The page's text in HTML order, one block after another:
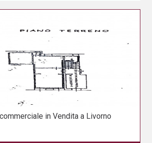
in Vendita a Livorno